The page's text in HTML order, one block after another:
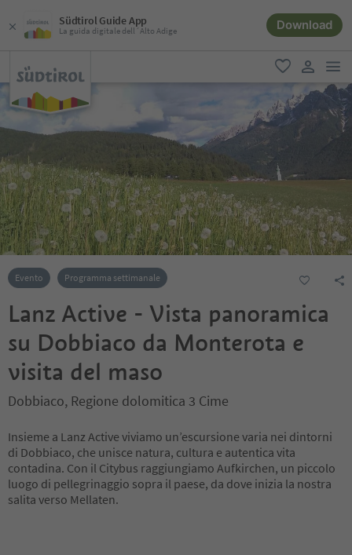
Südtirol Guide App
La guida digitale dell´Alto Adige Download
favoriti
user link
Evento Programma settimanale
Lanz Active - Vista panoramica
su Dobbiaco da Monterota e
visita del maso
Dobbiaco, Regione dolomitica 3 Cime
Insieme a Lanz Active viviamo un’escursione varia nei dintorni
di Dobbiaco, che unisce natura, cultura e autentica vita
contadina. Con il Citybus raggiungiamo Aufkirchen, un piccolo
luogo di pellegrinaggio sopra il paese, da dove inizia la nostra
salita verso Mellaten.